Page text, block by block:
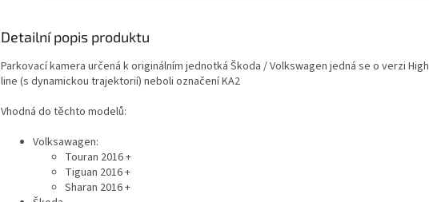
Detailní popis produktu
Parkovací kamera určená k originálním jednotká Škoda / Volkswagen jedná se o verzi High
line (s dynamickou trajektorií) neboli označení KA2
Vhodná do těchto modelů:
Volksawagen:
Touran 2016 +
Tiguan 2016 +
Sharan 2016 +